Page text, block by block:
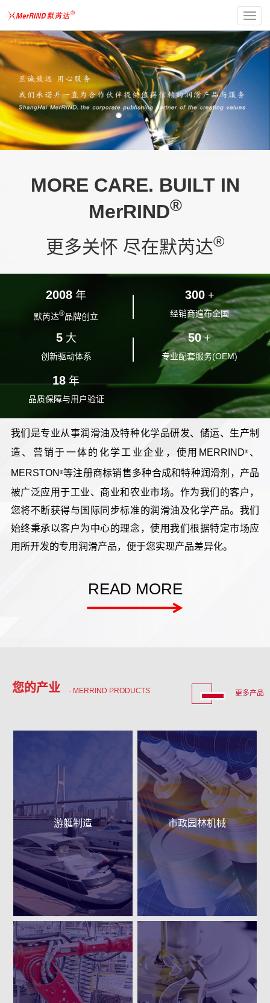
MORE CARE. BUILT IN
MerRIND®
更多关怀 尽在默芮达®
2008 年
默芮达®品牌创立
300 +
经销商遍布全国
5 大
创新驱动体系
50 +
专业配套服务(OEM)
18 年
品质保障与用户验证
我们是专业从事润滑油及特种化学品研发、储运、生产制
造、营销于一体的化学工业企业，使用MERRIND®、
MERSTON ®等注册商标销售多种合成和特种润滑剂，产品
被广泛应用于工业、商业和农业市场。作为我们的客户，
您将不断获得与国际同步标准的润滑油及化学产品。我们
始终秉承以客户为中心的理念，使用我们根据特定市场应
用所开发的专用润滑产品，便于您实现产品差异化。
READ MORE
您的产业 - MERRIND PRODUCTS 更多产品
游艇制造 市政园林机械